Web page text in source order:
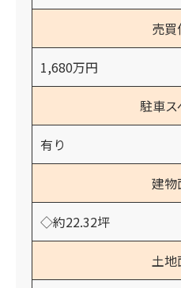
売
1,680万円
駐車ス
有り
建物
◇約22.32坪
土地